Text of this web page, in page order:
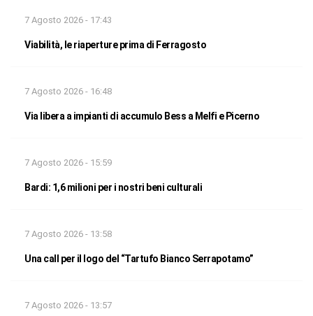
7 Agosto 2026 - 17:43
Viabilità, le riaperture prima di Ferragosto
7 Agosto 2026 - 16:48
Via libera a impianti di accumulo Bess a Melfi e Picerno
7 Agosto 2026 - 15:59
Bardi: 1,6 milioni per i nostri beni culturali
7 Agosto 2026 - 13:58
Una call per il logo del “Tartufo Bianco Serrapotamo”
7 Agosto 2026 - 13:57